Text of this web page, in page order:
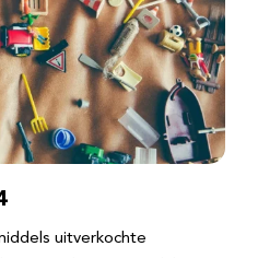
uitverkochte